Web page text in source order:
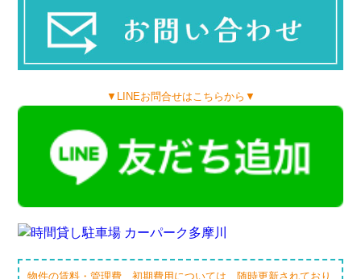
▼LINEお問合せはこちらから▼
物件の賃料・管理費、初期費用については、随時更新されており